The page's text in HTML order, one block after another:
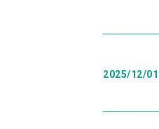
2025/12/01